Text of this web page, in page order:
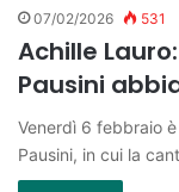
07/02/2026 531
Achille
Pausini
Venerdì 6 febbraio
Pausini, in cui la